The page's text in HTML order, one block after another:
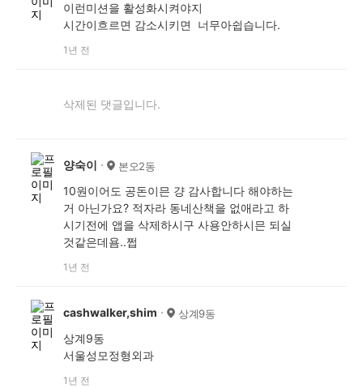
이런미션을 활성화시켜야지
시간이흐르면 감소시키면 너무아쉽습니다.
1년 전
삭제된 댓글입니다.
양숙이 본오2동
10원이어도 공돈이믄 걍 감사합니다 해야하는
거 아닌가요? 적자라 동네산책을 없애라고 하
시기전에 앱을 삭제하시구 사용안하시믄 되실
것같은데욤..쩝
1년 전
cashwalker,shim 상계9동
상계9동
서울성모정형외과
1년 전